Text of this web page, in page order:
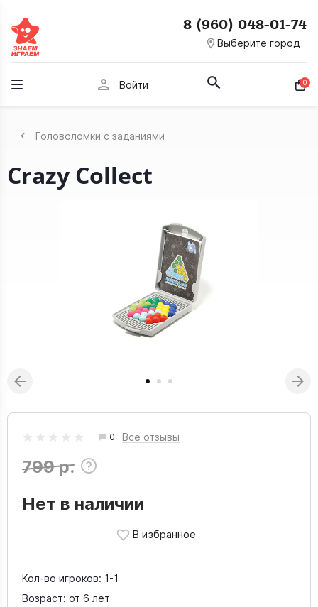
room Выберите город
8 (960) 048-01-74
person Войти 0
Головоломки с заданиями
Crazy Collect
0 Все отзывы
799 р.
Нет в наличии
Кол-во игроков: 1-1
Возраст: от 6 лет